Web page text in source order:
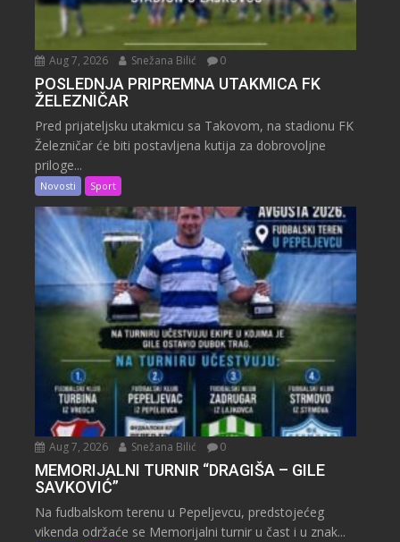
Aug 7, 2026 Snežana Bilić 0
POSLEDNJA PRIPREMNA UTAKMICA FK
ŽELEZNIČAR
Pred prijateljsku utakmicu sa Takovom, na stadionu FK
Železničar će biti postavljena kutija za dobrovoljne
priloge...
Novosti Sport
Aug 7, 2026 Snežana Bilić 0
MEMORIJALNI TURNIR “DRAGIŠA – GILE
SAVKOVIĆ”
Na fudbalskom terenu u Pepeljevcu, predstojećeg
vikenda održaće se Memorijalni turnir u čast i u znak...